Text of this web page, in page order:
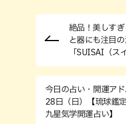
絶品！美しす
と器にも注目
「SUISAI（ス
今日の占い・開運ア
28日（日）【琉球鑑
九星気学開運占い】